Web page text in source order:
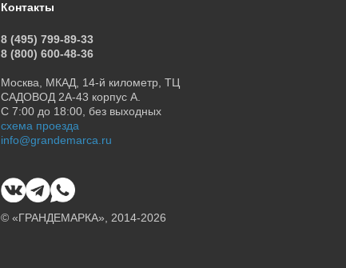
Контакты
8 (495) 799-89-33
8 (800) 600-48-36
Москва, МКАД, 14-й километр, ТЦ
САДОВОД 2А-43 корпус А.
С 7:00 до 18:00, без выходных
схема проезда
info@grandemarca.ru
© «ГРАНДЕМАРКА», 2014-2026